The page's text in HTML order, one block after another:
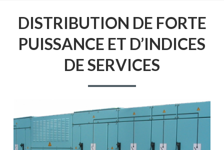
DISTRIBUTION DE FORTE
PUISSANCE ET D’INDICES
DE SERVICES